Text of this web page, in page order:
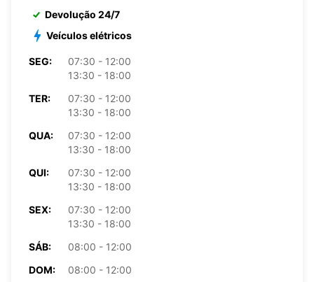
Devolução 24/7
Veículos elétricos
SEG:
07:30 - 12:00
13:30 - 18:00
TER:
07:30 - 12:00
13:30 - 18:00
QUA:
07:30 - 12:00
13:30 - 18:00
QUI:
07:30 - 12:00
13:30 - 18:00
SEX:
07:30 - 12:00
13:30 - 18:00
SÁB:
08:00 - 12:00
DOM:
08:00 - 12:00